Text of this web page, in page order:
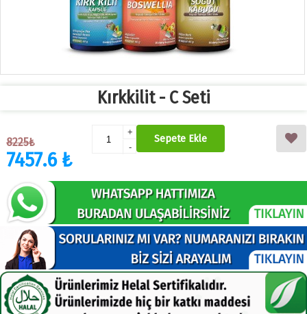
Kırkkilit - C Seti
8225₺
7457.6 ₺
+
-
Sepete Ekle